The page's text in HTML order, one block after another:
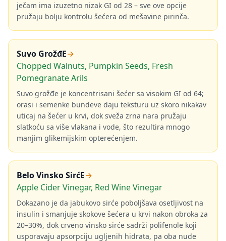
ječam ima izuzetno nizak GI od 28 – sve ove opcije
pružaju bolju kontrolu šećera od mešavine pirinča.
Suvo GrožđE→
Chopped Walnuts, Pumpkin Seeds, Fresh
Pomegranate Arils
Suvo grožđe je koncentrisani šećer sa visokim GI od 64;
orasi i semenke bundeve daju teksturu uz skoro nikakav
uticaj na šećer u krvi, dok sveža zrna nara pružaju
slatkoću sa više vlakana i vode, što rezultira mnogo
manjim glikemijskim opterećenjem.
Belo Vinsko SirćE→
Apple Cider Vinegar, Red Wine Vinegar
Dokazano je da jabukovo sirće poboljšava osetljivost na
insulin i smanjuje skokove šećera u krvi nakon obroka za
20–30%, dok crveno vinsko sirće sadrži polifenole koji
usporavaju apsorpciju ugljenih hidrata, pa oba nude